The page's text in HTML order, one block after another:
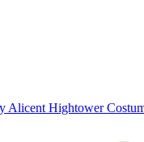
Alicent Hightower